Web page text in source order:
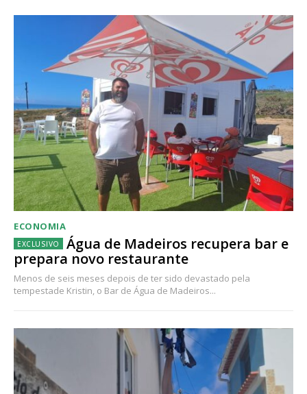
ECONOMIA
Água de Madeiros recupera bar e
prepara novo restaurante
Menos de seis meses depois de ter sido devastado pela
tempestade Kristin, o Bar de Água de Madeiros...